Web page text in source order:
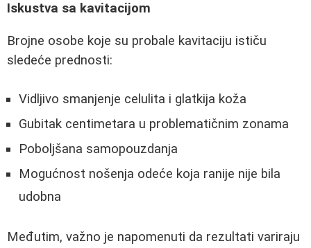
Iskustva sa kavitacijom
Brojne osobe koje su probale kavitaciju ističu
sledeće prednosti:
Vidljivo smanjenje celulita i glatkija koža
Gubitak centimetara u problematičnim zonama
Poboljšana samopouzdanja
Mogućnost nošenja odeće koja ranije nije bila
udobna
Međutim, važno je napomenuti da rezultati variraju